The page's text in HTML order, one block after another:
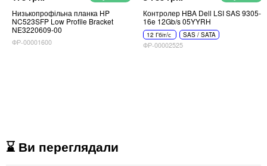
Низькопрофільна планка HP
NC523SFP Low Profile Bracket
NE3220609-00
ФР-00001600
Контролер HBA Dell LSI SAS 9305-
16e 12Gb/s 05YYRH
12 Гбіт/с SAS / SATA
ФР-00002525
⌛ Ви переглядали